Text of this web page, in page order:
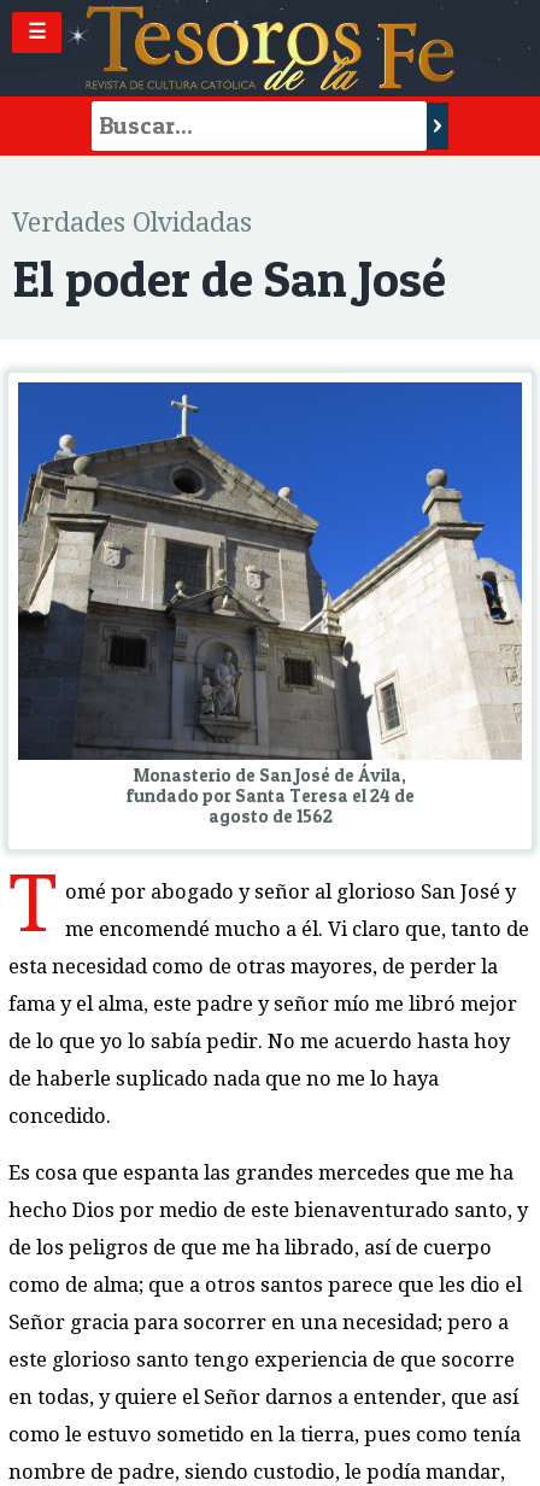
☰
Verdades Olvidadas
El poder de San José
Monasterio de San José de Ávila,
fundado por Santa Teresa el 24 de
agosto de 1562
T omé por abogado y señor al glorioso San José y
me encomendé mucho a él. Vi claro que, tanto de
esta necesidad como de otras mayores, de perder la
fama y el alma, este padre y señor mío me libró mejor
de lo que yo lo sabía pedir. No me acuerdo hasta hoy
de haberle suplicado nada que no me lo haya
concedido.
Es cosa que espanta las grandes mercedes que me ha
hecho Dios por medio de este bienaventurado santo, y
de los peligros de que me ha librado, así de cuerpo
como de alma; que a otros santos parece que les dio el
Señor gracia para socorrer en una necesidad; pero a
este glorioso santo tengo experiencia de que socorre
en todas, y quiere el Señor darnos a entender, que así
como le estuvo sometido en la tierra, pues como tenía
nombre de padre, siendo custodio, le podía mandar,